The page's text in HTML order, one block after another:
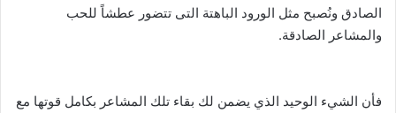
الصادق ونُصبح مثل الورود الباهتة التى تتضور عطشاً للحب
والمشاعر الصادقة.
فأن الشيء الوحيد الذي يضمن لك بقاء تلك المشاعر بكامل قوتها مع